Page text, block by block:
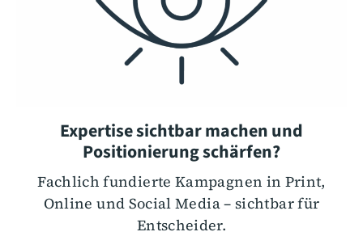
Expertise sichtbar machen und
Positionierung schärfen?
Fachlich fundierte Kampagnen in Print,
Online und Social Media – sichtbar für
Entscheider.